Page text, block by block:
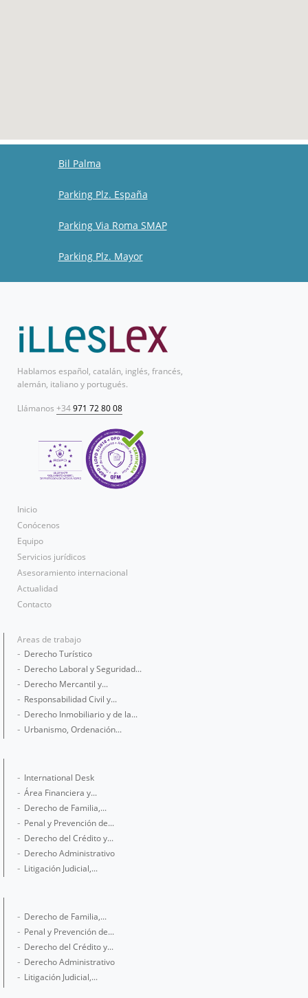
Bil Palma
Parking Plz. España
Parking Via Roma SMAP
Parking Plz. Mayor
Hablamos español, catalán, inglés, francés,
alemán, italiano y portugués.
Llámanos +34971 72 80 08
Inicio
Conócenos
Equipo
Servicios jurídicos
Asesoramiento internacional
Actualidad
Contacto
Areas de trabajo
Derecho Turístico
Derecho Laboral y Seguridad...
Derecho Mercantil y...
Responsabilidad Civil y...
Derecho Inmobiliario y de la...
Urbanismo, Ordenación...
International Desk
Área Financiera y...
Derecho de Familia,...
Penal y Prevención de...
Derecho del Crédito y...
Derecho Administrativo
Litigación Judicial,...
Derecho de Familia,...
Penal y Prevención de...
Derecho del Crédito y...
Derecho Administrativo
Litigación Judicial,...